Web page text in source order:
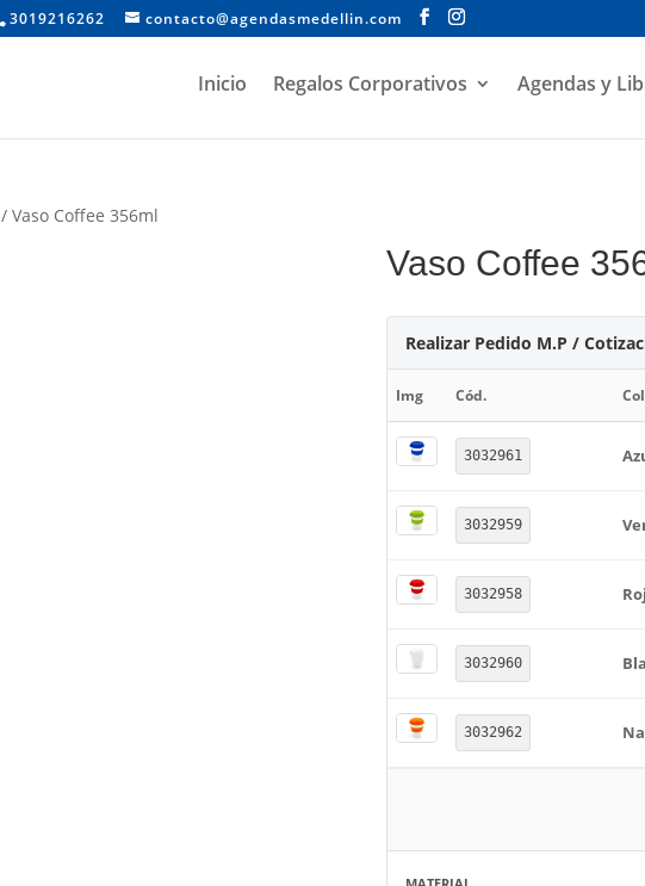
3019216262 contacto@agendasmedellin.com
Inicio Regalos Corporativos Agendas y
/ Vaso Coffee 356ml
Vaso Coffee
Realizar Pedido M.P /
Img Cód.
3032961
3032959
3032958
3032960
3032962